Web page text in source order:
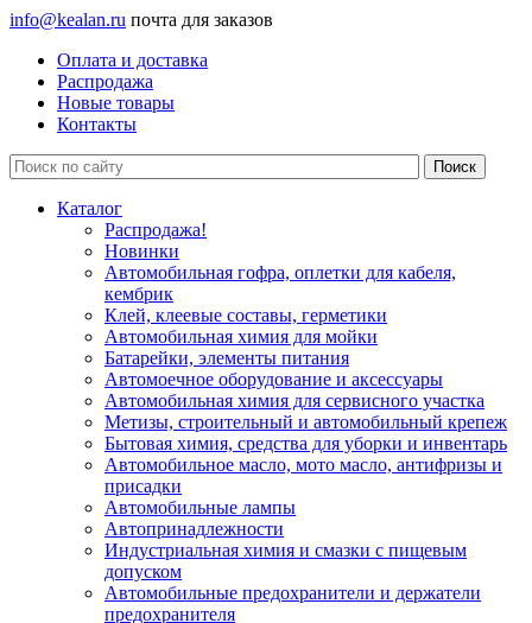
info@kealan.ru почта для заказов
Оплата и доставка
Распродажа
Новые товары
Контакты
Каталог
Распродажа!
Новинки
Автомобильная гофра, оплетки для кабеля,
кембрик
Клей, клеевые составы, герметики
Автомобильная химия для мойки
Батарейки, элементы питания
Автомоечное оборудование и аксессуары
Автомобильная химия для сервисного участка
Метизы, строительный и автомобильный крепеж
Бытовая химия, средства для уборки и инвентарь
Автомобильное масло, мото масло, антифризы и
присадки
Автомобильные лампы
Автопринадлежности
Индустриальная химия и смазки с пищевым
допуском
Автомобильные предохранители и держатели
предохранителя